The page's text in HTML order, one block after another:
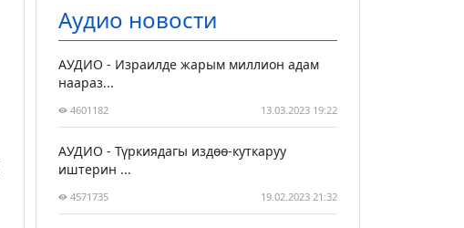
Аудио новости
АУДИО - Израилде жарым миллион адам
наараз...
4601182 13.03.2023 19:22
АУДИО - Түркиядагы издөө-куткаруу
иштерин ...
4571735 19.02.2023 21:32